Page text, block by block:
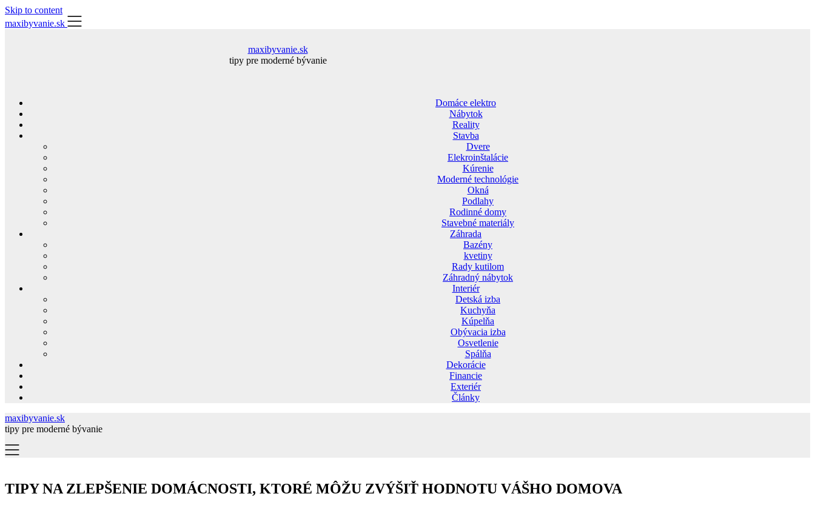
Skip to content
maxibyvanie.sk
maxibyvanie.sk
tipy pre moderné bývanie
Domáce elektro
Nábytok
Reality
Stavba
Dvere
Elekroinštalácie
Kúrenie
Moderné technológie
Okná
Podlahy
Rodinné domy
Stavebné materiály
Záhrada
Bazény
kvetiny
Rady kutilom
Záhradný nábytok
Interiér
Detská izba
Kuchyňa
Kúpelňa
Obývacia izba
Osvetlenie
Spálňa
Dekorácie
Financie
Exteriér
Články
maxibyvanie.sk
tipy pre moderné bývanie
TIPY NA ZLEPŠENIE DOMÁCNOSTI, KTORÉ MÔŽU ZVÝŠIŤ HODNOTU VÁŠHO DOMOVA